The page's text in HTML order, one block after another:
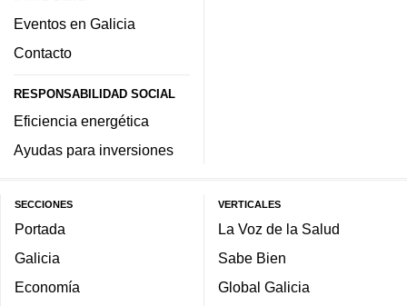
Eventos en Galicia
Contacto
RESPONSABILIDAD SOCIAL
Eficiencia energética
Ayudas para inversiones
SECCIONES
Portada
Galicia
Economía
VERTICALES
La Voz de la Salud
Sabe Bien
Global Galicia